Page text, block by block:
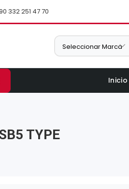
332 251 47 70
Inicio
TYPE